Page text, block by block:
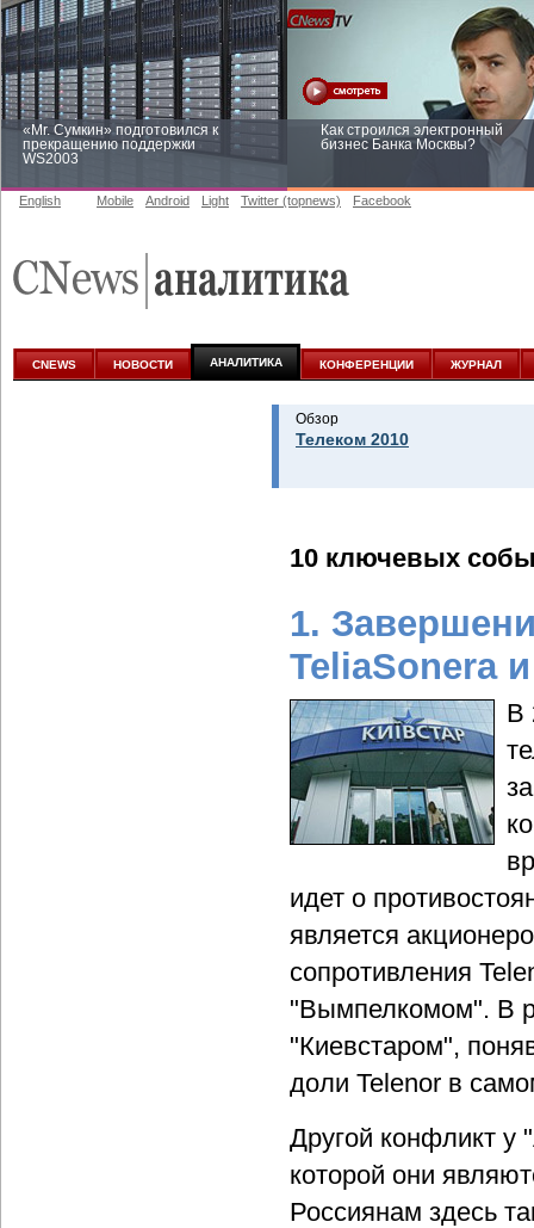
«Mr. Сумкин» подготовился к
прекращению поддержки
WS2003
Как строился электронный
бизнес Банка Москвы?
аналитике
English Mobile Android Light Twitter (topnews) Facebook
CNEWS НОВОСТИ АНАЛИТИКА КОНФЕРЕНЦИИ ЖУРНАЛ
Обзор
Телеком 2010
10 ключевых
1.
TeliaSonera
В
идет о
является
сопротивления
"Вымпелкомом". В
"Киевстаром",
доли Telenor в
Другой конфликт
которой они
Россиянам здесь